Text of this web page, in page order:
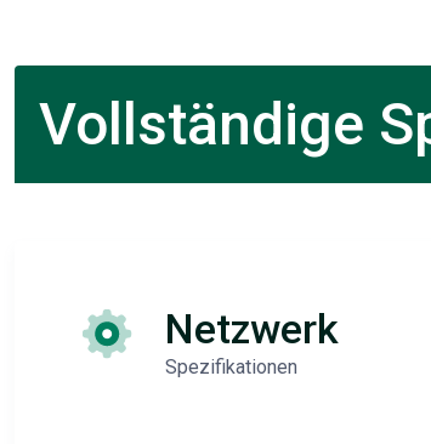
Vollständige
Netzwerk
Spezifikationen